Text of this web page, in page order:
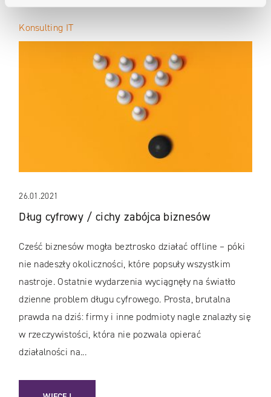
26.01.2021
Dług cyfrowy / cichy zabójca biznesów
Konsulting IT
Cześć biznesów mogła beztrosko działać offline – póki
nie nadeszły okoliczności, które popsuły wszystkim
nastroje. Ostatnie wydarzenia wyciągnęły na światło
dzienne problem długu cyfrowego. Prosta, brutalna
prawda na dziś: firmy i inne podmioty nagle znalazły się
w rzeczywistości, która nie pozwala opierać
działalności na...
: DŁUG CYFROWY / CICHY ZABÓJCA BIZNESÓW